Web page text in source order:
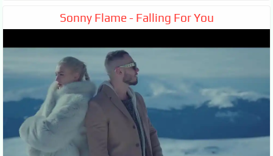
Sonny Flame - Falling For You